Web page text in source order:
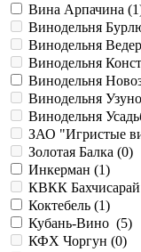
Вина Арпачина (1
Винодельня
Винодельня
Винодельня
Винодельня
Винодельня
Винодельня
ЗАО "Игристые
Золотая Балка (0)
Инкерман (1)
КВКК
Коктебель (1)
Кубань-Вино (5)
КФХ Чоргун (0)